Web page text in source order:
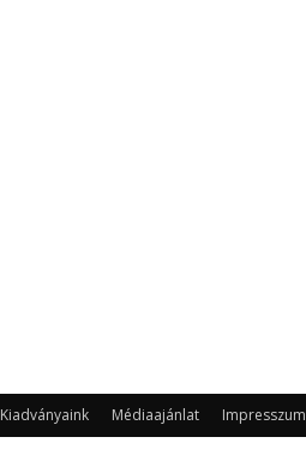
Kiadványaink Médiaajánlat Impresszum